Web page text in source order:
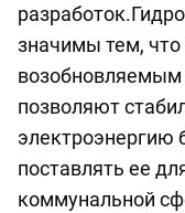
значимы тем,
возобновляемым
позволяют
электроэнергию
поставлять ее
коммунальной